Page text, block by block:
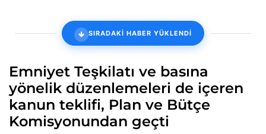
SIRADAKİ HABER YÜKLENDİ
Emniyet Teşkilatı ve basına
yönelik düzenlemeleri de içeren
kanun teklifi, Plan ve Bütçe
Komisyonundan geçti